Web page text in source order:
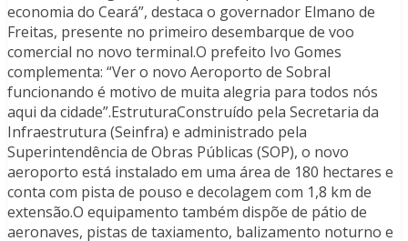
economia do Ceará”, destaca o governador Elmano de
Freitas, presente no primeiro desembarque de voo
comercial no novo terminal.O prefeito Ivo Gomes
complementa: “Ver o novo Aeroporto de Sobral
funcionando é motivo de muita alegria para todos nós
aqui da cidade”.EstruturaConstruído pela Secretaria da
Infraestrutura (Seinfra) e administrado pela
Superintendência de Obras Públicas (SOP), o novo
aeroporto está instalado em uma área de 180 hectares e
conta com pista de pouso e decolagem com 1,8 km de
extensão.O equipamento também dispõe de pátio de
aeronaves, pistas de taxiamento, balizamento noturno e